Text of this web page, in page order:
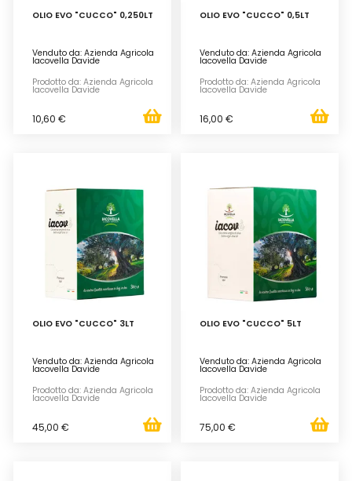
OLIO EVO "CUCCO" 0,250LT
Venduto da: Azienda Agricola
Iacovella Davide
Prodotto da: Azienda Agricola
Iacovella Davide
10,60 €
OLIO EVO "CUCCO" 0,5LT
Venduto da: Azienda Agricola
Iacovella Davide
Prodotto da: Azienda Agricola
Iacovella Davide
16,00 €
OLIO EVO "CUCCO" 3LT
Venduto da: Azienda Agricola
Iacovella Davide
Prodotto da: Azienda Agricola
Iacovella Davide
45,00 €
OLIO EVO "CUCCO" 5LT
Venduto da: Azienda Agricola
Iacovella Davide
Prodotto da: Azienda Agricola
Iacovella Davide
75,00 €